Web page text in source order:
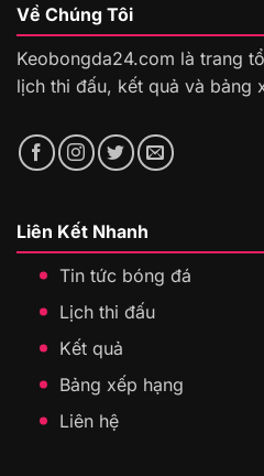
Về Chúng Tôi
Keobongda24.com là trang
lịch thi đấu, kết quả và bảng
Liên Kết Nhanh
Tin tức bóng đá
Lịch thi đấu
Kết quả
Bảng xếp hạng
Liên hệ